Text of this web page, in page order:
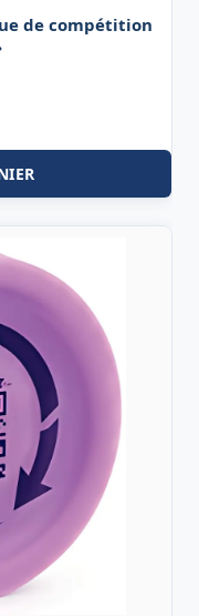
de compétition